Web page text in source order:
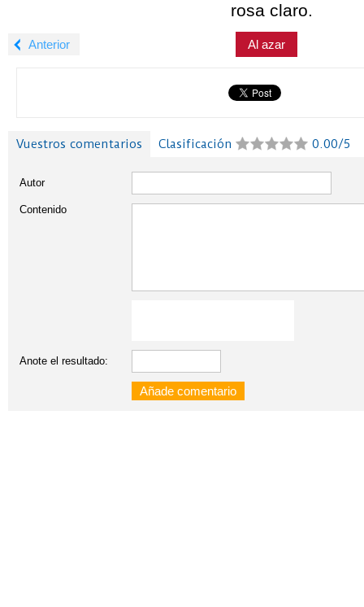
rosa claro.
Anterior Al azar
Vuestros comentarios Clasificación 0.00/5
Autor
Contenido
Anote el resultado: